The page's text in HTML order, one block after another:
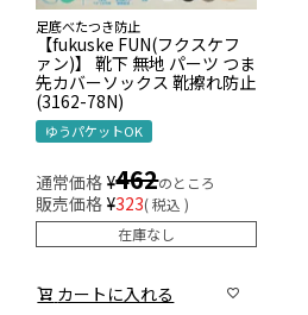
足底べたつき防止
【fukuske FUN(フクスケフ
ァン)】 靴下 無地 パーツ つま
先カバーソックス 靴擦れ防止
(3162-78N)
ゆうパケットOK
通常価格 ¥462のところ
販売価格 ¥323 税込
在庫なし
カートに入れる